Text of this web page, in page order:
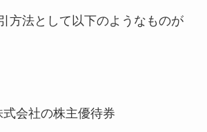
方法として以下のようなものが
会社の株主優待券